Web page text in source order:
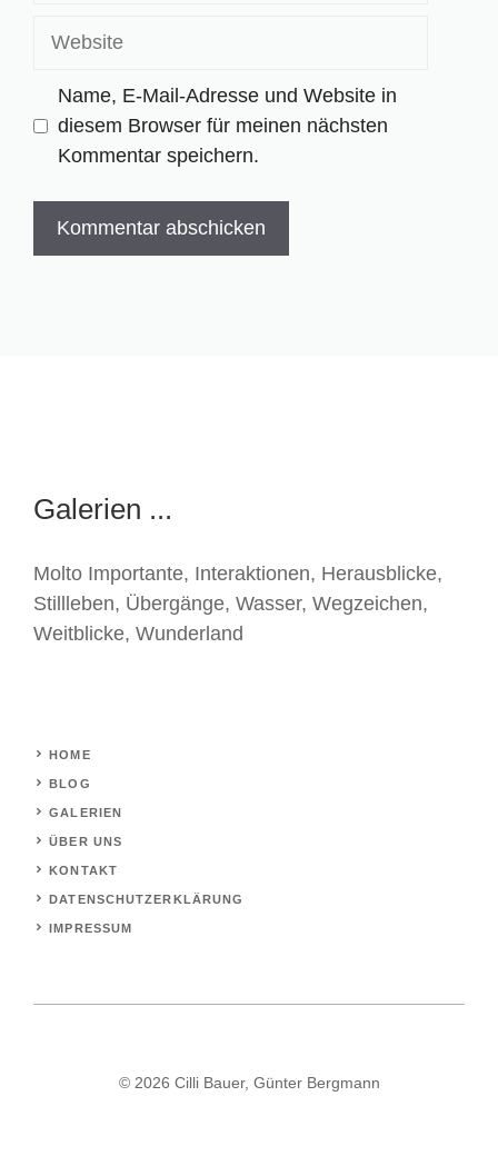
Name, E-Mail-Adresse und Website in
diesem Browser für meinen nächsten
Kommentar speichern.
Galerien ...
Molto Importante, Interaktionen, Herausblicke,
Stillleben, Übergänge, Wasser, Wegzeichen,
Weitblicke, Wunderland
HOME
BLOG
GALERIEN
ÜBER UNS
KONTAKT
DATENSCHUTZERKLÄRUNG
IMPRESSUM
© 2026 Cilli Bauer, Günter Bergmann